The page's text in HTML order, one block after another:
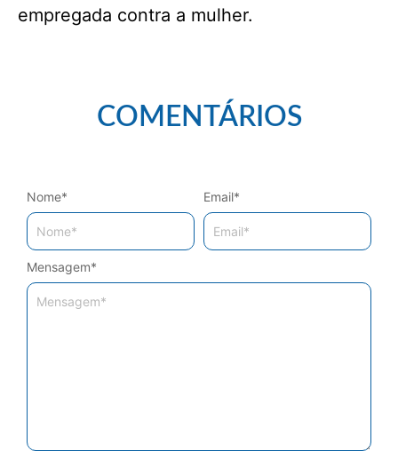
empregada contra a mulher.
COMENTÁRIOS
Mensagem*
Nome* Email*